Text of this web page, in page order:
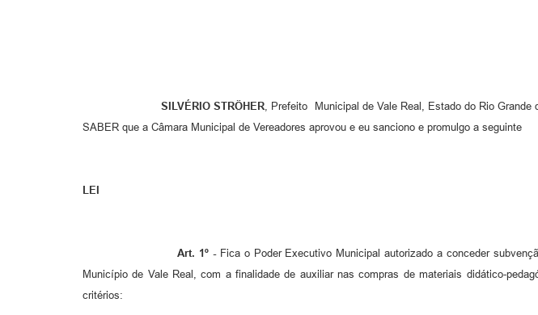
SILVÉRIO STRÖHER, Prefeito Municipal de Vale Real, Estado do Rio
SABER que a Câmara Municipal de Vereadores aprovou e eu sanciono e promulgo a seguinte
LEI
Art. 1º -Fica o Poder Executivo Municipal autorizado a conceder
Município de Vale Real, com a finalidade de auxiliar nas compras de materiais didático-
critérios: